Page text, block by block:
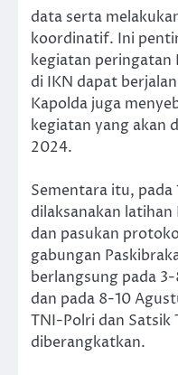
data serta
koordinatif. Ini
kegiatan peringatan
di IKN dapat
Kapolda juga
kegiatan yang akan
2024.
Sementara itu, pada
dilaksanakan latihan
dan pasukan
gabungan
berlangsung pada
dan pada 8-10
TNI-Polri dan Satsik
diberangkatkan.